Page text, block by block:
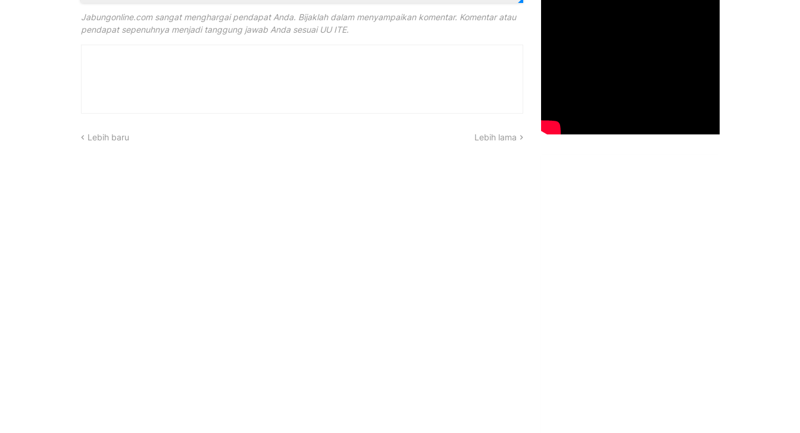
Jabungonline.com sangat menghargai pendapat Anda. Bijaklah dalam menyampaikan komentar. Komentar atau
pendapat sepenuhnya menjadi tanggung jawab Anda sesuai UU ITE.
Lebih baru Lebih lama